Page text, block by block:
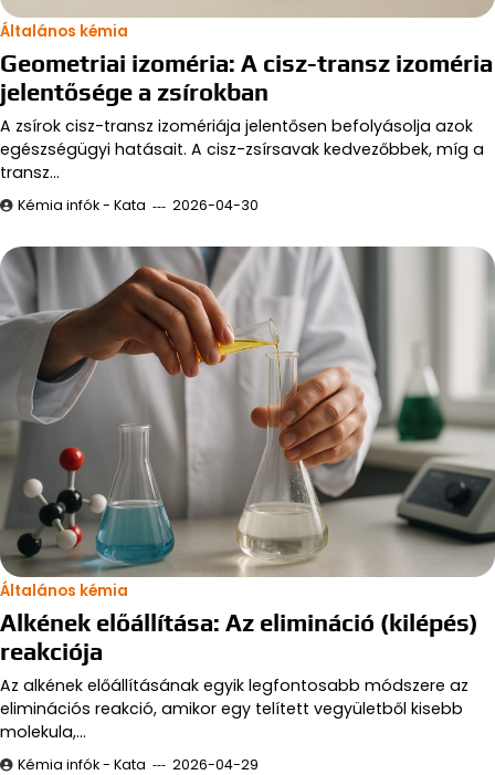
Általános kémia
Geometriai izoméria: A cisz-transz izoméria
jelentősége a zsírokban
A zsírok cisz-transz izomériája jelentősen befolyásolja azok
egészségügyi hatásait. A cisz-zsírsavak kedvezőbbek, míg a
transz…
Kémia infók - Kata 2026-04-30
Általános kémia
Alkének előállítása: Az elimináció (kilépés)
reakciója
Az alkének előállításának egyik legfontosabb módszere az
eliminációs reakció, amikor egy telített vegyületből kisebb
molekula,…
Kémia infók - Kata 2026-04-29